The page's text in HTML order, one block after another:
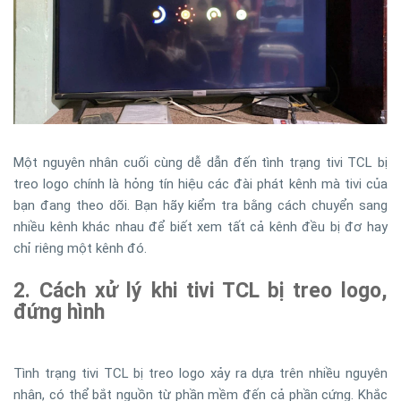
Một nguyên nhân cuối cùng dễ dẫn đến tình trạng tivi TCL bị
treo logo chính là hỏng tín hiệu các đài phát kênh mà tivi của
bạn đang theo dõi. Bạn hãy kiểm tra bằng cách chuyển sang
nhiều kênh khác nhau để biết xem tất cả kênh đều bị đơ hay
chỉ riêng một kênh đó.
2. Cách xử lý khi tivi TCL bị treo logo,
đứng hình
Tình trạng tivi TCL bị treo logo xảy ra dựa trên nhiều nguyên
nhân, có thể bắt nguồn từ phần mềm đến cả phần cứng. Khắc